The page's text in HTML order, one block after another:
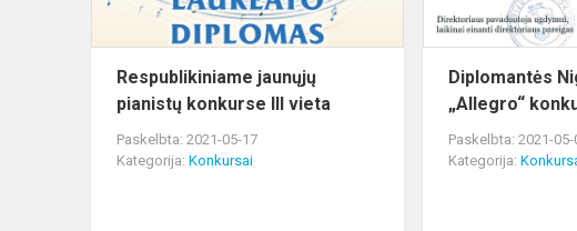
Respublikiniame jaunųjų
pianistų konkurse III vieta
Paskelbta: 2021-05-17
Kategorija: Konkursai
Diplomantės
„Allegro“
Paskelbta: 2021-05-
Kategorija: